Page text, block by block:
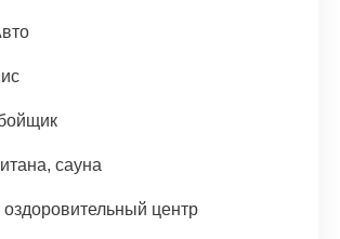
сауна
центр